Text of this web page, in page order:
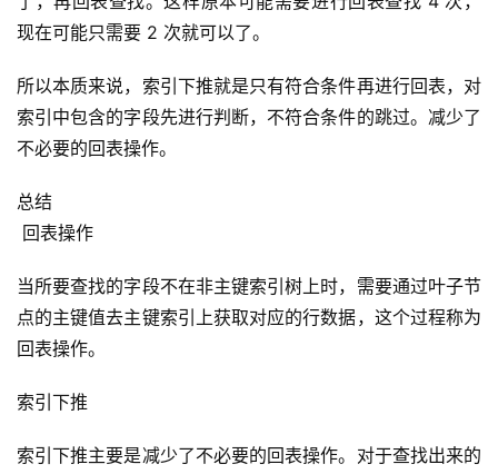
现在可能只需要 2 次就可以了。
所以本质来说，索引下推就是只有符合条件再进行回表，对
索引中包含的字段先进行判断，不符合条件的跳过。减少了
不必要的回表操作。
总结
回表操作
当所要查找的字段不在非主键索引树上时，需要通过叶子节
点的主键值去主键索引上获取对应的行数据，这个过程称为
回表操作。
索引下推
索引下推主要是减少了不必要的回表操作。对于查找出来的